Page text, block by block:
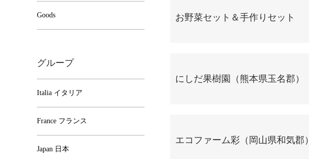
お野菜セット＆手作りセット
にしだ果樹園（熊本県玉名郡）
エコファーム彩（岡山県和気郡）
Goods
グループ
Italia イタリア
France フランス
Japan 日本